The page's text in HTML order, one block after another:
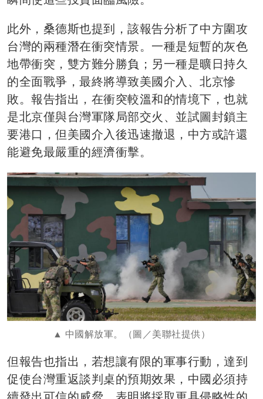
此外，桑德斯也提到，該報告分析了中方圍攻
台灣的兩種潛在衝突情景。一種是短暫的灰色
地帶衝突，雙方難分勝負；另一種是曠日持久
的全面戰爭，最終將導致美國介入、北京慘
敗。報告指出，在衝突較溫和的情境下，也就
是北京僅與台灣軍隊局部交火、並試圖封鎖主
要港口，但美國介入後迅速撤退，中方或許還
能避免最嚴重的經濟衝擊。
中國解放軍。（圖／美聯社提供）
但報告也指出，若想讓有限的軍事行動，達到
促使台灣重返談判桌的預期效果，中國必須持